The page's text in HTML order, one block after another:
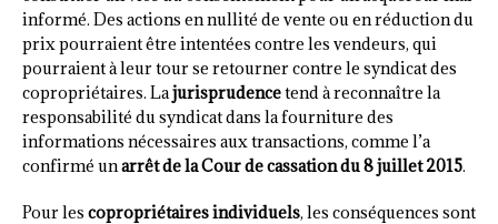
informé. Des actions en nullité de vente ou en réduction du
prix pourraient être intentées contre les vendeurs, qui
pourraient à leur tour se retourner contre le syndicat des
copropriétaires. Lajurisprudencetend à reconnaître la
responsabilité du syndicat dans la fourniture des
informations nécessaires aux transactions, comme l’a
confirmé unarrêt de la Cour de cassation du 8 juillet 2015.
Pour les copropriétaires individuels, les conséquences sont